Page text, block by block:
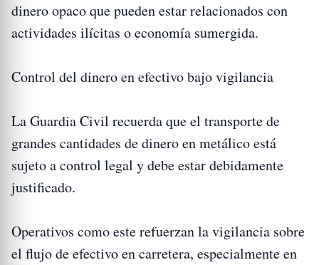
dinero opaco que pueden estar relacionados con
actividades ilícitas o economía sumergida.
Control del dinero en efectivo bajo vigilancia
La Guardia Civil recuerda que el transporte de
grandes cantidades de dinero en metálico está
sujeto a control legal y debe estar debidamente
justificado.
Operativos como este refuerzan la vigilancia sobre
el flujo de efectivo en carretera, especialmente en